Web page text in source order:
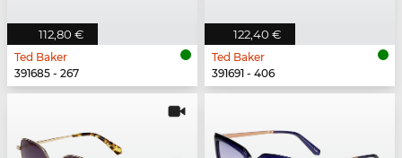
112,80 €
Ted Baker
391685 - 267
122,40 €
Ted Baker
391691 - 406